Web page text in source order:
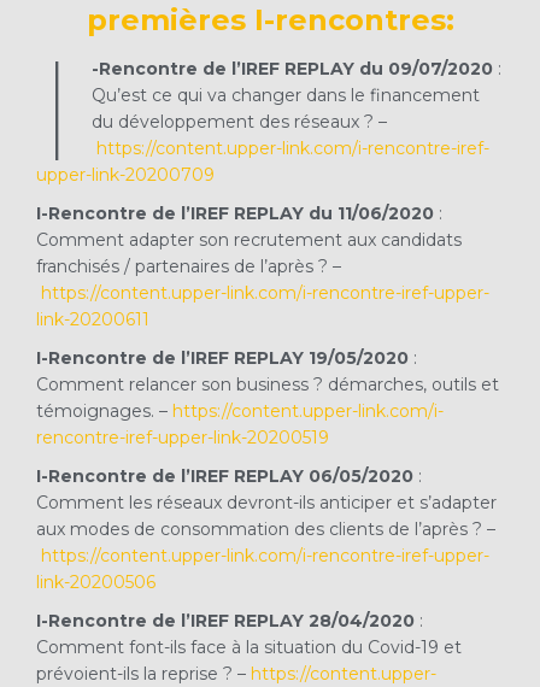
premières I-rencontres:
I -Rencontre de l’IREF REPLAY du 09/07/2020 :
Qu’est ce qui va changer dans le financement
du développement des réseaux ? –
https://content.upper-link.com/i-rencontre-iref-
upper-link-20200709
I-Rencontre de l’IREF REPLAY du 11/06/2020 :
Comment adapter son recrutement aux candidats
franchisés / partenaires de l’après ? –
https://content.upper-link.com/i-rencontre-iref-upper-
link-20200611
I-Rencontre de l’IREF REPLAY 19/05/2020 :
Comment relancer son business ? démarches, outils et
témoignages. – https://content.upper-link.com/i-
rencontre-iref-upper-link-20200519
I-Rencontre de l’IREF REPLAY 06/05/2020 :
Comment les réseaux devront-ils anticiper et s’adapter
aux modes de consommation des clients de l’après ? –
https://content.upper-link.com/i-rencontre-iref-upper-
link-20200506
I-Rencontre de l’IREF REPLAY 28/04/2020 :
Comment font-ils face à la situation du Covid-19 et
prévoient-ils la reprise ? – https://content.upper-